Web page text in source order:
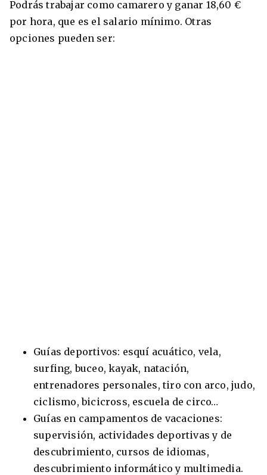
Podrás trabajar como camarero y ganar 18,60 €
por hora, que es el salario mínimo. Otras
opciones pueden ser:
Guías deportivos: esquí acuático, vela,
surfing, buceo, kayak, natación,
entrenadores personales, tiro con arco, judo,
ciclismo, bicicross, escuela de circo…
Guías en campamentos de vacaciones:
supervisión, actividades deportivas y de
descubrimiento, cursos de idiomas,
descubrimiento informático y multimedia.